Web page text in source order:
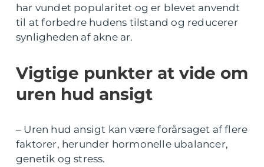
har vundet popularitet og er blevet anvendt
til at forbedre hudens tilstand og reducerer
synligheden af akne ar.
Vigtige punkter at vide om
uren hud ansigt
– Uren hud ansigt kan være forårsaget af flere
faktorer, herunder hormonelle ubalancer,
genetik og stress.